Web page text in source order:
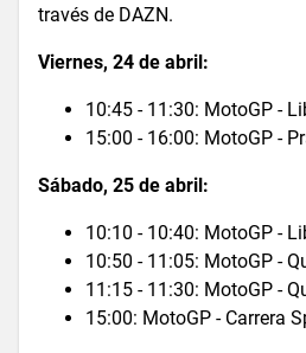
través de DAZN.
Viernes, 24 de abril:
10:45 - 11:30: MotoGP -
15:00 - 16:00: MotoGP -
Sábado, 25 de abril:
10:10 - 10:40: MotoGP -
10:50 - 11:05: MotoGP -
11:15 - 11:30: MotoGP -
15:00: MotoGP - Carrera